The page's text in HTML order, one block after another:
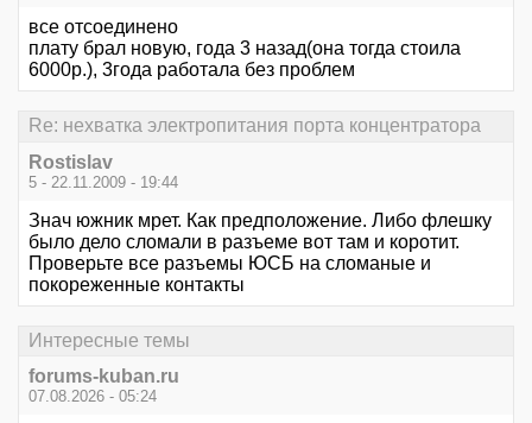
все отсоединено
плату брал новую, года 3 назад(она тогда стоила
6000р.), 3года работала без проблем
Re: нехватка электропитания порта концентратора
Rostislav
5 - 22.11.2009 - 19:44
Знач южник мрет. Как предположение. Либо флешку
было дело сломали в разъеме вот там и коротит.
Проверьте все разъемы ЮСБ на сломаные и
покореженные контакты
Интересные темы
forums-kuban.ru
07.08.2026 - 05:24